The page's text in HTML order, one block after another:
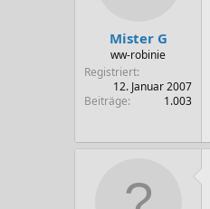
Mister G
ww-robinie
Registriert
12. Januar 2007
Beiträge
1.003